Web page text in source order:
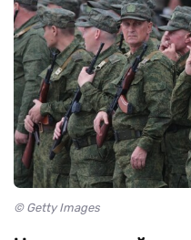
© Getty Images